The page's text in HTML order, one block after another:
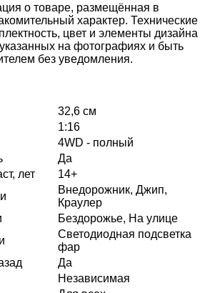
о товаре, размещённая в
характер. Технические
цвет и элементы дизайна
указанных на фотографиях и быть
без уведомления.
32,6 см
1:16
4WD - полный
Да
лет
14+
Внедорожник, Джип,
Краулер
Бездорожье, На улице
Светодиодная подсветка
фар
Да
Независимая